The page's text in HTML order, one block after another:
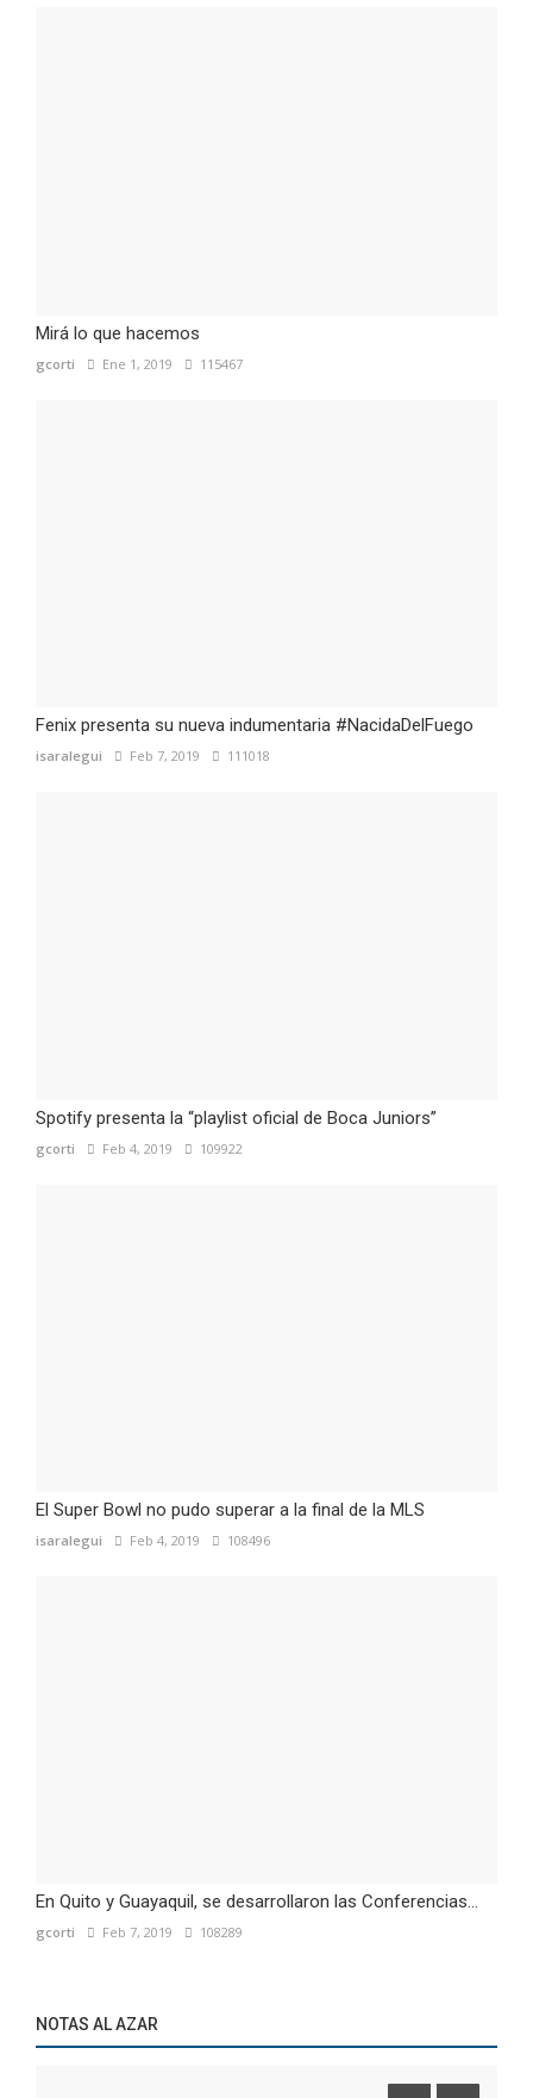
Mirá lo que hacemos
gcorti Ene 1, 2019 115467
Fenix presenta su nueva indumentaria #NacidaDelFuego
isaralegui Feb 7, 2019 111018
Spotify presenta la “playlist oficial de Boca Juniors”
gcorti Feb 4, 2019 109922
El Super Bowl no pudo superar a la final de la MLS
isaralegui Feb 4, 2019 108496
En Quito y Guayaquil, se desarrollaron las Conferencias...
gcorti Feb 7, 2019 108289
NOTAS AL AZAR